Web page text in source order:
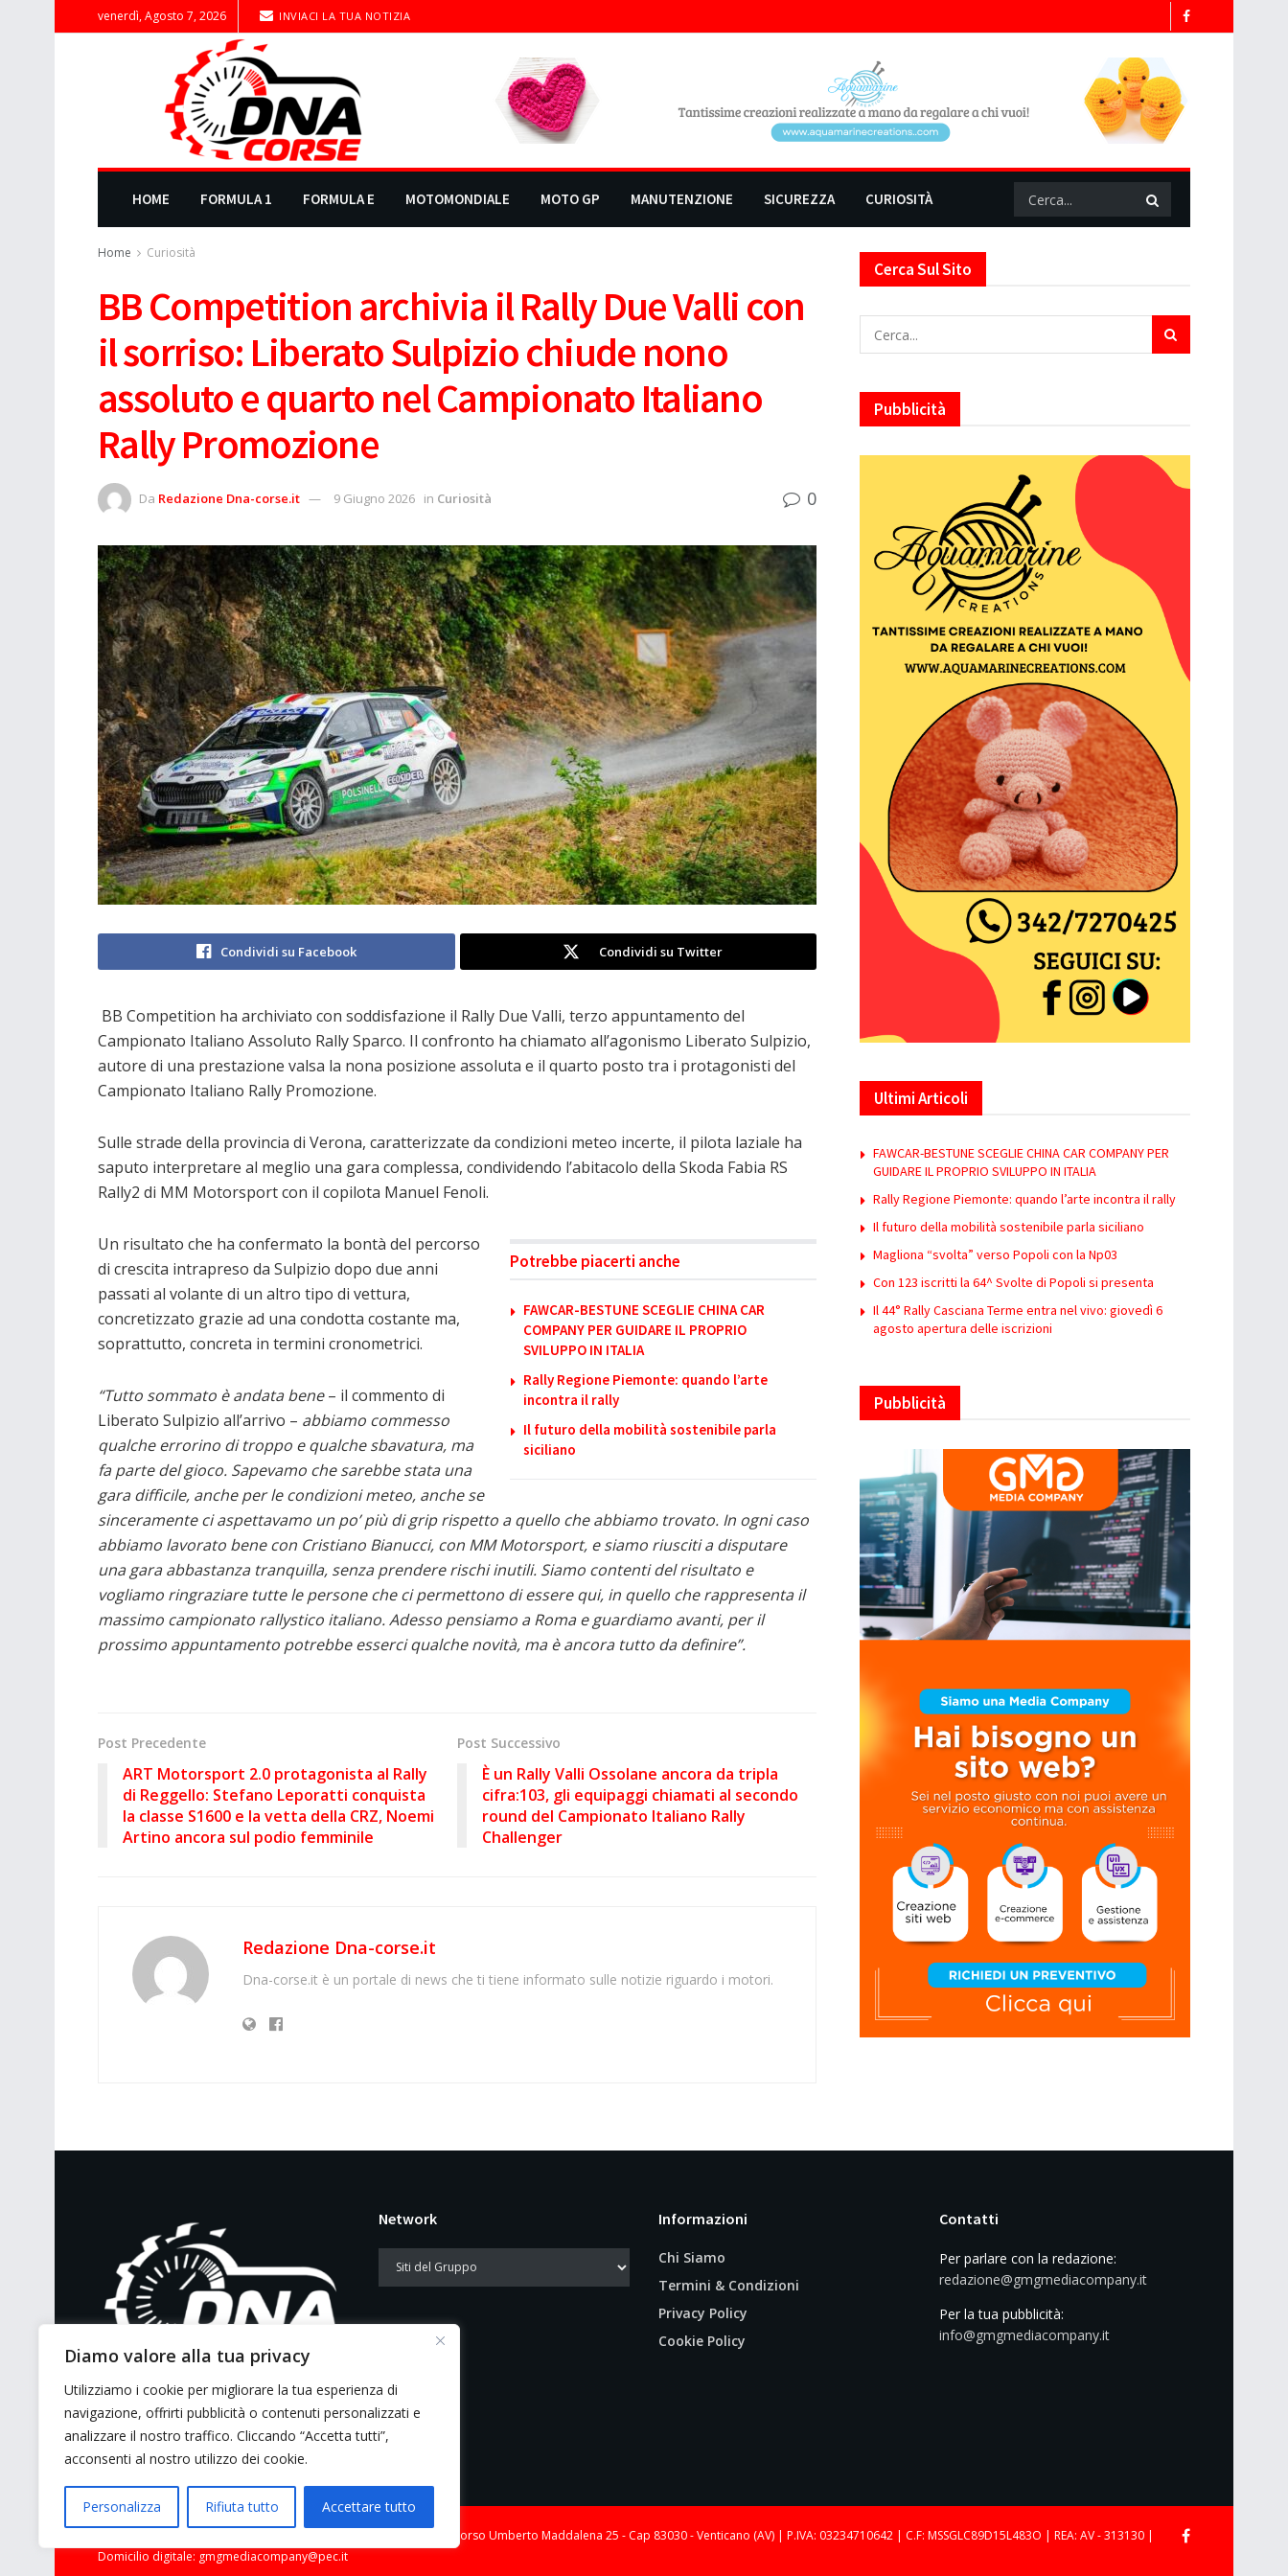
Diamo valore alla tua privacy
Utilizziamo i cookie per migliorare la tua esperienza di
navigazione, offrirti pubblicità o contenuti personalizzati e
analizzare il nostro traffico. Cliccando “Accetta tutti”,
acconsenti al nostro utilizzo dei cookie.
Personalizza Rifiuta tutto Accettare tutto
venerdì, Agosto 7, 2026 INVIACI LA TUA NOTIZIA
HOME FORMULA 1 FORMULA E MOTOMONDIALE MOTO GP MANUTENZIONE SICUREZZA CURIOSITÀ
Home Curiosità
BB Competition archivia il Rally Due Valli con
il sorriso: Liberato Sulpizio chiude nono
assoluto e quarto nel Campionato Italiano
Rally Promozione
Da Redazione Dna-corse.it 9 Giugno 2026 in Curiosità 0
Condividi su Facebook Condividi su Twitter
BB Competition ha archiviato con soddisfazione il Rally Due Valli, terzo appuntamento del
Campionato Italiano Assoluto Rally Sparco. Il confronto ha chiamato all’agonismo Liberato Sulpizio,
autore di una prestazione valsa la nona posizione assoluta e il quarto posto tra i protagonisti del
Campionato Italiano Rally Promozione.
Sulle strade della provincia di Verona, caratterizzate da condizioni meteo incerte, il pilota laziale ha
saputo interpretare al meglio una gara complessa, condividendo l’abitacolo della Skoda Fabia RS
Rally2 di MM Motorsport con il copilota Manuel Fenoli.
Potrebbe piacerti anche
FAWCAR-BESTUNE SCEGLIE CHINA CAR
COMPANY PER GUIDARE IL PROPRIO
SVILUPPO IN ITALIA
Rally Regione Piemonte: quando l’arte
incontra il rally
Il futuro della mobilità sostenibile parla
siciliano
Un risultato che ha confermato la bontà del percorso
di crescita intrapreso da Sulpizio dopo due anni
passati al volante di un altro tipo di vettura,
concretizzato grazie ad una condotta costante ma,
soprattutto, concreta in termini cronometrici.
“Tutto sommato è andata bene– il commento di
Liberato Sulpizio all’arrivo – abbiamo commesso
qualche errorino di troppo e qualche sbavatura, ma
fa parte del gioco. Sapevamo che sarebbe stata una
gara difficile, anche per le condizioni meteo, anche se
sinceramente ci aspettavamo un po’ più di grip rispetto a quello che abbiamo trovato. In ogni caso
abbiamo lavorato bene con Cristiano Bianucci, con MM Motorsport, e siamo riusciti a disputare
una gara abbastanza tranquilla, senza prendere rischi inutili. Siamo contenti del risultato e
vogliamo ringraziare tutte le persone che ci permettono di essere qui, in quello che rappresenta il
massimo campionato rallystico italiano. Adesso pensiamo a Roma e guardiamo avanti, per il
prossimo appuntamento potrebbe esserci qualche novità, ma è ancora tutto da definire”.
Post Precedente
ART Motorsport 2.0 protagonista al Rally
di Reggello: Stefano Leporatti conquista
la classe S1600 e la vetta della CRZ, Noemi
Artino ancora sul podio femminile
Post Successivo
È un Rally Valli Ossolane ancora da tripla
cifra:103, gli equipaggi chiamati al secondo
round del Campionato Italiano Rally
Challenger
Redazione Dna-corse.it
Dna-corse.it è un portale di news che ti tiene informato sulle notizie riguardo i motori.
Cerca Sul Sito
Pubblicità
Ultimi Articoli
FAWCAR-BESTUNE SCEGLIE CHINA CAR COMPANY PER
GUIDARE IL PROPRIO SVILUPPO IN ITALIA
Rally Regione Piemonte: quando l’arte incontra il rally
Il futuro della mobilità sostenibile parla siciliano
Magliona “svolta” verso Popoli con la Np03
Con 123 iscritti la 64^ Svolte di Popoli si presenta
Il 44° Rally Casciana Terme entra nel vivo: giovedì 6
agosto apertura delle iscrizioni
Pubblicità
E’ un portale di news ai sensi del D.L.
7/5/2001 n. 62
Network Informazioni
Chi Siamo
Termini & Condizioni
Privacy Policy
Cookie Policy
Contatti
Per parlare con la redazione:
redazione@gmgmediacompany.it
Per la tua pubblicità:
info@gmgmediacompany.it
© 2026 GMG Media Company Di Mossutti Gianluca | Sede legale: Corso Umberto Maddalena 25 - Cap 83030 - Venticano (AV) | P.IVA: 03234710642 | C.F: MSSGLC89D15L483O | REA: AV - 313130 |
Domicilio digitale: gmgmediacompany@pec.it